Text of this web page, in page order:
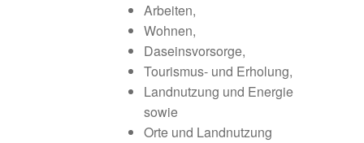
Die Untersuchungsregionen
Fördermöglichkeiten und Programme
Arbeiten,
Wohnen,
Daseinsvorsorge,
Tourismus- und Erholung,
Landnutzung und Energie
sowie
Orte und Landnutzung